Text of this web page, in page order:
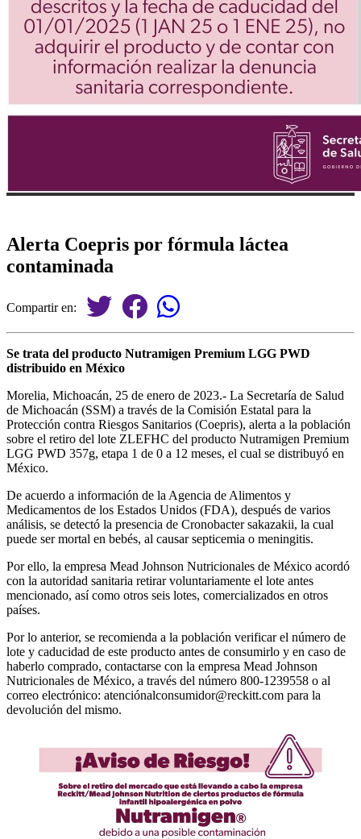
Alerta Coepris por fórmula láctea
contaminada
Compartir en:
Se trata del producto Nutramigen Premium LGG PWD
distribuido en México
Morelia, Michoacán, 25 de enero de 2023.- La Secretaría de Salud
de Michoacán (SSM) a través de la Comisión Estatal para la
Protección contra Riesgos Sanitarios (Coepris), alerta a la población
sobre el retiro del lote ZLEFHC del producto Nutramigen Premium
LGG PWD 357g, etapa 1 de 0 a 12 meses, el cual se distribuyó en
México.
De acuerdo a información de la Agencia de Alimentos y
Medicamentos de los Estados Unidos (FDA), después de varios
análisis, se detectó la presencia de Cronobacter sakazakii, la cual
puede ser mortal en bebés, al causar septicemia o meningitis.
Por ello, la empresa Mead Johnson Nutricionales de México acordó
con la autoridad sanitaria retirar voluntariamente el lote antes
mencionado, así como otros seis lotes, comercializados en otros
países.
Por lo anterior, se recomienda a la población verificar el número de
lote y caducidad de este producto antes de consumirlo y en caso de
haberlo comprado, contactarse con la empresa Mead Johnson
Nutricionales de México, a través del número 800-1239558 o al
correo electrónico: atenciónalconsumidor@reckitt.com para la
devolución del mismo.